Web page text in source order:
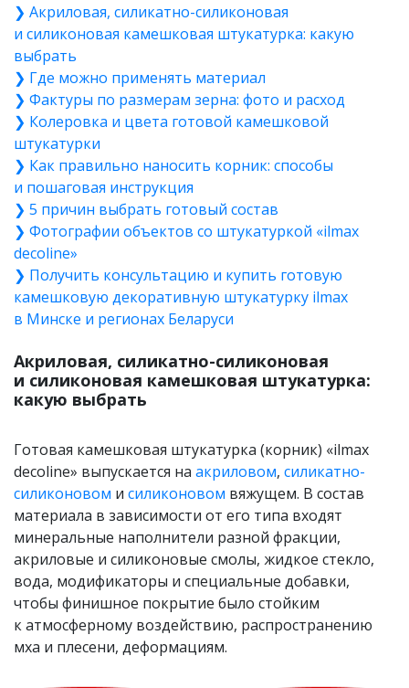
❯ Акриловая, силикатно-силиконовая
и силиконовая камешковая штукатурка: какую
выбрать
❯ Где можно применять материал
❯ Фактуры по размерам зерна: фото и расход
❯ Колеровка и цвета готовой камешковой
штукатурки
❯ Как правильно наносить корник: способы
и пошаговая инструкция
❯ 5 причин выбрать готовый состав
❯ Фотографии объектов со штукатуркой «ilmax
decoline»
❯ Получить консультацию и купить готовую
камешковую декоративную штукатурку ilmax
в Минске и регионах Беларуси
Акриловая, силикатно-силиконовая
и силиконовая камешковая штукатурка:
какую выбрать
Готовая камешковая штукатурка (корник) «ilmax
decoline» выпускается на акриловом, силикатно-
силиконовом и силиконовом вяжущем. В состав
материала в зависимости от его типа входят
минеральные наполнители разной фракции,
акриловые и силиконовые смолы, жидкое стекло,
вода, модификаторы и специальные добавки,
чтобы финишное покрытие было стойким
к атмосферному воздействию, распространению
мха и плесени, деформациям.